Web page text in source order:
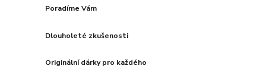
Poradíme Vám
Dlouholeté zkušenosti
Originální dárky pro každého